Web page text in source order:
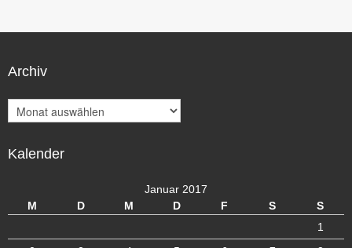
Archiv
r
h
Kalender
Januar 2017
M
D M D F S S
1